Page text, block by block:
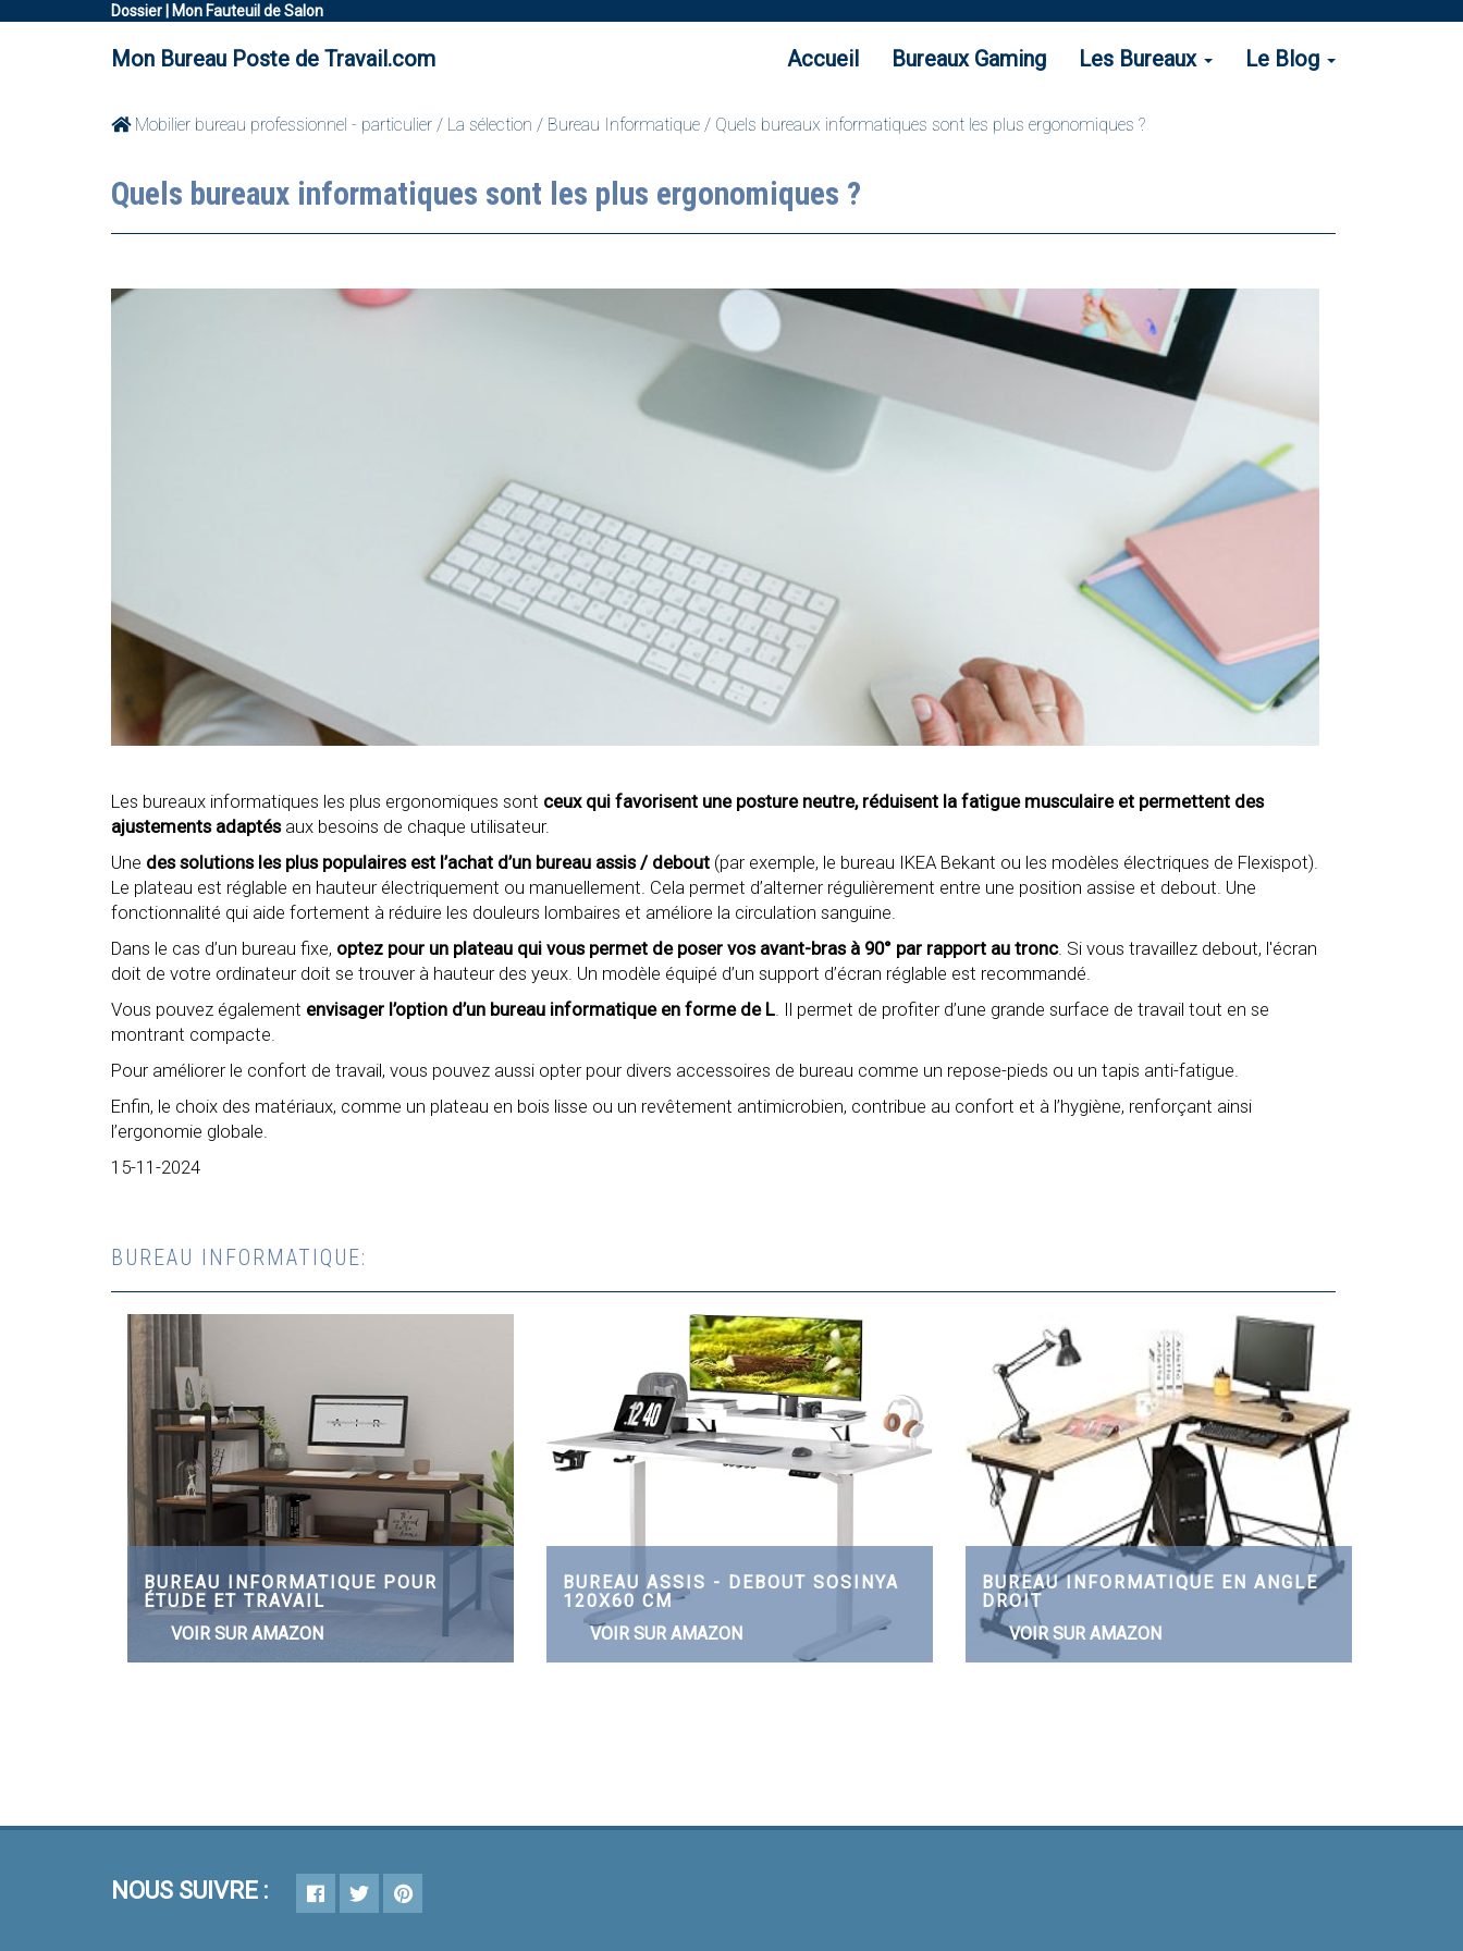
Dossier | Mon Fauteuil de Salon
Mon Bureau Poste de Travail.com Accueil Bureaux Gaming Les Bureaux Le Blog
Mobilier bureau professionnel - particulier / La sélection / Bureau Informatique / Quels bureaux informatiques sont les plus ergonomiques ?
Quels bureaux informatiques sont les plus ergonomiques ?
Les bureaux informatiques les plus ergonomiques sont ceux qui favorisent une posture neutre, réduisent la fatigue musculaire et permettent des
ajustements adaptésaux besoins de chaque utilisateur.
Une des solutions les plus populaires est l’achat d’un bureau assis / debout (par exemple, le bureau IKEA Bekant ou les modèles électriques de Flexispot).
Le plateau est réglable en hauteur électriquement ou manuellement. Cela permet d’alterner régulièrement entre une position assise et debout. Une
fonctionnalité qui aide fortement à réduire les douleurs lombaires et améliore la circulation sanguine.
Dans le cas d’un bureau fixe, optez pour un plateau qui vous permet de poser vos avant-bras à 90° par rapport au tronc. Si vous travaillez debout, l'écran
doit de votre ordinateur doit se trouver à hauteur des yeux. Un modèle équipé d’un support d’écran réglable est recommandé.
Vous pouvez également envisager l’option d’un bureau informatique en forme de L. Il permet de profiter d’une grande surface de travail tout en se
montrant compacte.
Pour améliorer le confort de travail, vous pouvez aussi opter pour divers accessoires de bureau comme un repose-pieds ou un tapis anti-fatigue.
Enfin, le choix des matériaux, comme un plateau en bois lisse ou un revêtement antimicrobien, contribue au confort et à l’hygiène, renforçant ainsi
l’ergonomie globale.
15-11-2024
BUREAU INFORMATIQUE:
BUREAU INFORMATIQUE POUR
ÉTUDE ET TRAVAIL
VOIR SUR AMAZON
BUREAU ASSIS - DEBOUT SOSINYA
120X60 CM
VOIR SUR AMAZON
BUREAU INFORMATIQUE EN ANGLE
DROIT
VOIR SUR AMAZON
NOUS SUIVRE :